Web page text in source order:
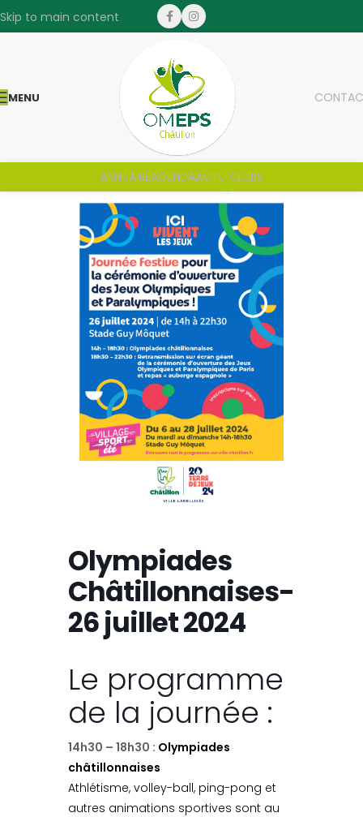
Skip to main content
MENU
ANNUAIREAGENDAACTU CLUBS
Olympiades
Châtillonnaises-
26 juillet 2024
Le programme
de la journée :
14h30 – 18h30 : Olympiades
châtillonnaises
Athlétisme, volley-ball, ping-pong et
autres animations sportives sont au